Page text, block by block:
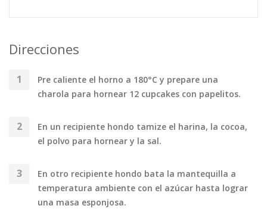
Direcciones
Pre caliente el horno a 180°C y prepare una
charola para hornear 12 cupcakes con papelitos.
En un recipiente hondo tamize el harina, la cocoa,
el polvo para hornear y la sal.
En otro recipiente hondo bata la mantequilla a
temperatura ambiente con el azúcar hasta lograr
una masa esponjosa.